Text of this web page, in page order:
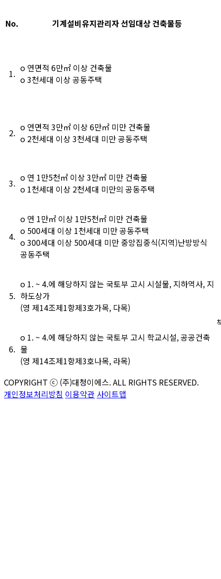
No. 기계설비유지관리자 선임대상 건축물등
1. о 연면적 6만㎡ 이상 건축물
о 3천세대 이상 공동주택
2. о 연면적 3만㎡ 이상 6만㎡ 미만 건축물
о 2천세대 이상 3천세대 미만 공동주택
3. о 연 1만5천㎡ 이상 3만㎡ 미만 건축물
о 1천세대 이상 2천세대 미만의 공동주택
4.
о 연 1만㎡ 이상 1만5천㎡ 미만 건축물
о 500세대 이상 1천세대 미만 공동주택
о 300세대 이상 500세대 미만 중앙집중식(지역)난방방식
공동주택
5.
о 1. ~ 4.에 해당하지 않는 국토부 고시 시설물, 지하역사, 지
하도상가
(영 제14조제1항제3호가목, 다목)
6.
о 1. ~ 4.에 해당하지 않는 국토부 고시 학교시설, 공공건축
물
(영 제14조제1항제3호나목, 라목)
COPYRIGHT ⓒ (주)대청이에스. ALL RIGHTS RESERVED.
개인정보처리방침 이용약관 사이트맵